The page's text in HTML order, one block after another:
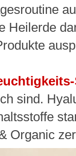
Heilerde
sind.
Organic